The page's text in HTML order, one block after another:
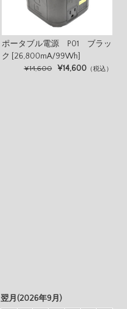
ポータブル電源 P01 ブラッ
ク [26,800mA/99Wh]
¥14,600 ¥14,600 （税込）
翌月(2026年9月)